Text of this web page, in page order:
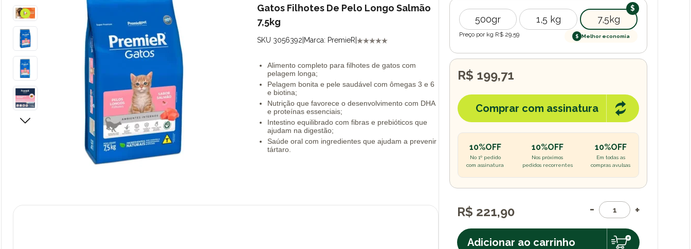
Gatos Filhotes De Pelo Longo Salmão
7,5kg
SKU 3056392 Marca: PremieR |
Alimento completo para filhotes de gatos com
pelagem longa;
Pelagem bonita e pele saudável com ômegas 3 e 6
e biotina;
Nutrição que favorece o desenvolvimento com DHA
e proteínas essenciais;
Intestino equilibrado com fibras e prebióticos que
ajudam na digestão;
Saúde oral com ingredientes que ajudam a prevenir
tártaro.
500gr 1,5 kg 7,5kg
Preço por kg R$ 29,59 $ Melhor economia
R$ 221,90
Adicionar ao carrinho
R$ 199,71
Comprar com assinatura
10%OFF
No 1º pedido
com assinatura
10%OFF
Nos próximos
pedidos recorrentes
10%OFF
Em todas as
compras avulsas